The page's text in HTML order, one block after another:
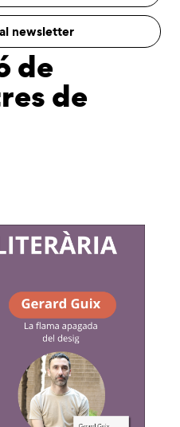
newsletter
de
de